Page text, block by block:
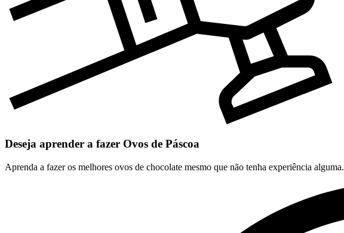
Deseja aprender a fazer Ovos de Páscoa
Aprenda a fazer os melhores ovos de chocolate mesmo que não tenha experiência alguma.